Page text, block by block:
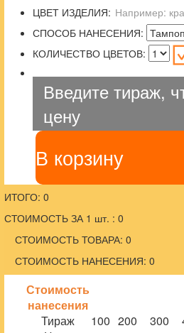
ЦВЕТ ИЗДЕЛИЯ:
СПОСОБ НАНЕСЕНИЯ:
КОЛИЧЕСТВО ЦВЕТОВ:
Введите тираж,
цену
В корзину
ИТОГО: 0
СТОИМОСТЬ ЗА 1 шт. : 0
СТОИМОСТЬ ТОВАРА: 0
СТОИМОСТЬ НАНЕСЕНИЯ: 0
Стоимость
нанесения
Тираж
100 200 300